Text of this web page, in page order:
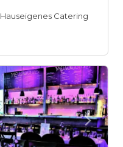
Hauseigenes Catering